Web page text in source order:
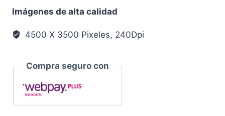
0231
cantidad
Imágenes de alta calidad
4500 X 3500 Pixeles, 240Dpi
Compra seguro con